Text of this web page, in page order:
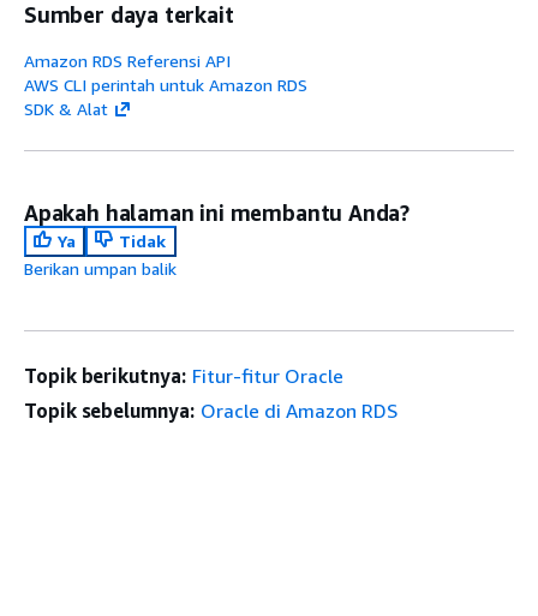
Sumber daya terkait
Amazon RDS Referensi API
AWS CLI perintah untuk Amazon RDS
SDK & Alat
Apakah halaman ini membantu Anda?
Ya
Tidak
Berikan umpan balik
Topik berikutnya: Fitur-fitur Oracle
Topik sebelumnya: Oracle di Amazon RDS